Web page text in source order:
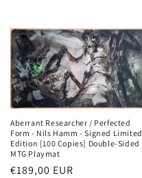
Aberrant Researcher / Perfected
Form - Nils Hamm - Signed Limited
Edition [100 Copies] Double-Sided
MTG Playmat
Prezzo
€189,00 EUR